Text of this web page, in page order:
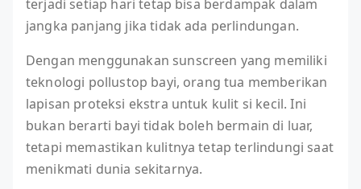
terjadi setiap hari tetap bisa berdampak dalam
jangka panjang jika tidak ada perlindungan.
Dengan menggunakan sunscreen yang memiliki
teknologi pollustop bayi, orang tua memberikan
lapisan proteksi ekstra untuk kulit si kecil. Ini
bukan berarti bayi tidak boleh bermain di luar,
tetapi memastikan kulitnya tetap terlindungi saat
menikmati dunia sekitarnya.